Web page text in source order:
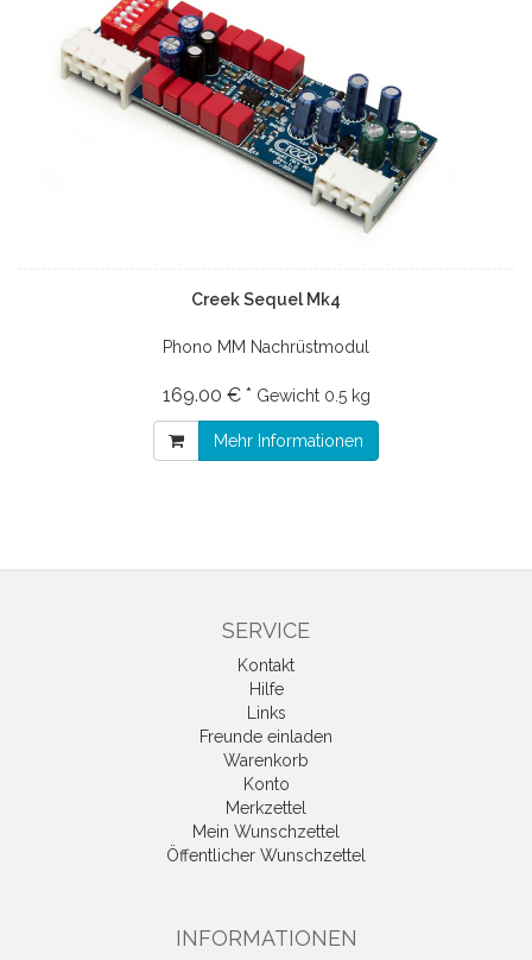
Creek Sequel Mk4
Phono MM Nachrüstmodul
169.00 € * Gewicht 0.5 kg
Mehr Informationen
SERVICE
Kontakt
Hilfe
Links
Freunde einladen
Warenkorb
Konto
Merkzettel
Mein Wunschzettel
Öffentlicher Wunschzettel
INFORMATIONEN